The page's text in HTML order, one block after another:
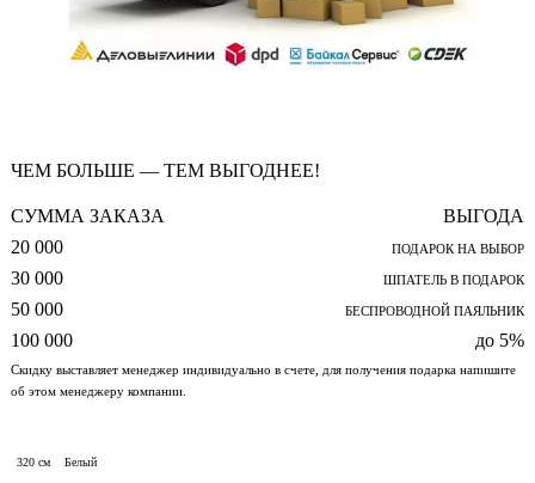
ЧЕМ БОЛЬШЕ — ТЕМ ВЫГОДНЕЕ!
СУММА ЗАКАЗА
ВЫГОДА
20 000
ПОДАРОК НА ВЫБОР
30 000 ШПАТЕЛЬ В ПОДАРОК
50 000 БЕСПРОВОДНОЙ ПАЯЛЬНИК
100 000 до 5%
Скидку выставляет менеджер индивидуально в счете, для получения подарка напишите
об этом менеджеру компании.
320 см Белый